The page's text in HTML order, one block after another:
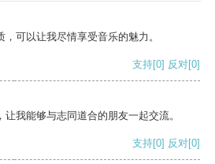
可以让我尽情享受音乐的魅力。
支持[0] 反对[0]
我能够与志同道合的朋友一起交流。
支持[0] 反对[0]